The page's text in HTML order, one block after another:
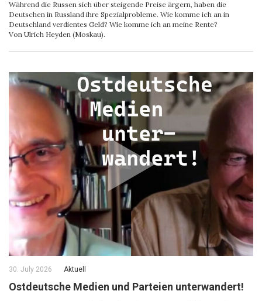
Während die Russen sich über steigende Preise ärgern, haben die
Deutschen in Russland ihre Spezialprobleme. Wie komme ich an in
Deutschland verdientes Geld? Wie komme ich an meine Rente?
Von Ulrich Heyden (Moskau).
30. July 2026 Aktuell
Ostdeutsche Medien und Parteien unterwandert!